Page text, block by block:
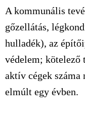
A kommunális
gőzellátás,
hulladék), az
védelem; kötelező
aktív cégek
elmúlt egy évben.